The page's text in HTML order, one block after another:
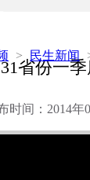
> 民生新闻
31省份一
时间：2014年